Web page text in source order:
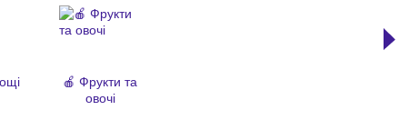
🍎 Фрукти та
овочі